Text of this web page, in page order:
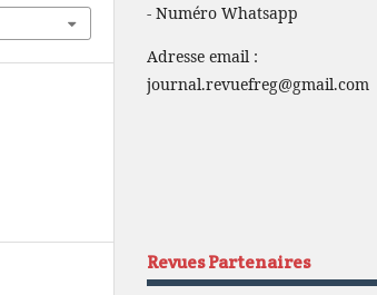
- Numéro Whatsapp
Adresse email :
journal.revuefreg@gmail.com
Revues Partenaires